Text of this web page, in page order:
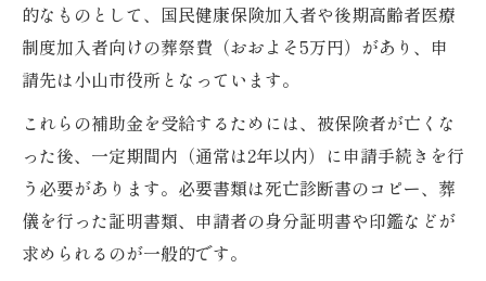
的なものとして、国民健康保険加入者や後期高齢者医療
制度加入者向けの葬祭費（おおよそ5万円）があり、申
請先は小山市役所となっています。
これらの補助金を受給するためには、被保険者が亡くな
った後、一定期間内（通常は2年以内）に申請手続きを行
う必要があります。必要書類は死亡診断書のコピー、葬
儀を行った証明書類、申請者の身分証明書や印鑑などが
求められるのが一般的です。